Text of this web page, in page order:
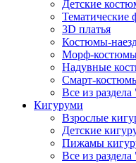
Детские
Тематические
3D платья
Костюмы-
Морф-
Надувные
Смарт-
Все из
Кигуруми
Взрослые
Детские
Пижамы
Все из